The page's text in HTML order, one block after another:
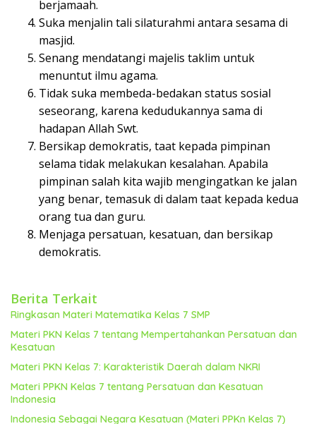
berjamaah.
Suka menjalin tali silaturahmi antara sesama di
masjid.
Senang mendatangi majelis taklim untuk
menuntut ilmu agama.
Tidak suka membeda-bedakan status sosial
seseorang, karena kedudukannya sama di
hadapan Allah Swt.
Bersikap demokratis, taat kepada pimpinan
selama tidak melakukan kesalahan. Apabila
pimpinan salah kita wajib mengingatkan ke jalan
yang benar, temasuk di dalam taat kepada kedua
orang tua dan guru.
Menjaga persatuan, kesatuan, dan bersikap
demokratis.
Berita Terkait
Ringkasan Materi Matematika Kelas 7 SMP
Materi PKN Kelas 7 tentang Mempertahankan Persatuan dan
Kesatuan
Materi PKN Kelas 7: Karakteristik Daerah dalam NKRI
Materi PPKN Kelas 7 tentang Persatuan dan Kesatuan
Indonesia
Indonesia Sebagai Negara Kesatuan (Materi PPKn Kelas 7)